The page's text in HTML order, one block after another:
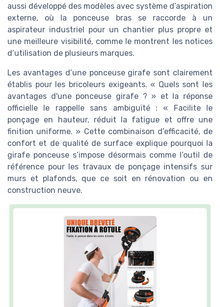
aussi développé des modèles avec système d’aspiration
externe, où la ponceuse bras se raccorde à un
aspirateur industriel pour un chantier plus propre et
une meilleure visibilité, comme le montrent les notices
d’utilisation de plusieurs marques.
Les avantages d’une ponceuse girafe sont clairement
établis pour les bricoleurs exigeants. « Quels sont les
avantages d'une ponceuse girafe ? » et la réponse
officielle le rappelle sans ambiguïté : « Facilite le
ponçage en hauteur, réduit la fatigue et offre une
finition uniforme. » Cette combinaison d’efficacité, de
confort et de qualité de surface explique pourquoi la
girafe ponceuse s’impose désormais comme l’outil de
référence pour les travaux de ponçage intensifs sur
murs et plafonds, que ce soit en rénovation ou en
construction neuve.